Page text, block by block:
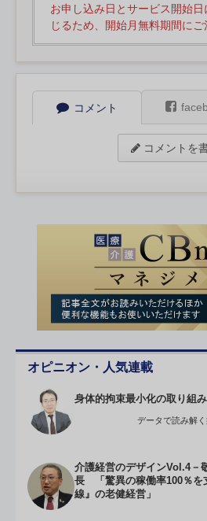
お申し込み日とサービス開始
じるため、開始月無料期間にご
コメント
コメントを
オピニオン・人気連載
身体的拘束最小化の取り組
データで読み解
介護経営のデザインVol.4－
長 「驚異の稼働率100％を
線』の老健経営」